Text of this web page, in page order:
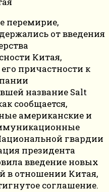
перемирие,
от введения
Китая,
причастности к
название Salt
сообщается,
американские и
гвардии
президента
введение новых
в отношении Китая,
соглашение.